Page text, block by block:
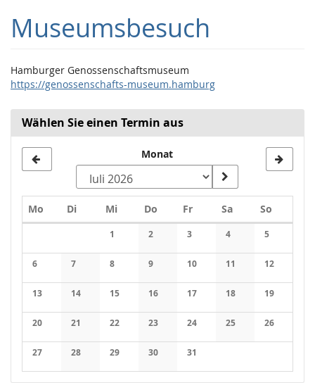
Haupt-
Inhalt
Museumsbesuch
Hamburger Genossenschaftsmuseum
https://genossenschafts-museum.hamburg
Wählen Sie einen Termin aus
Monat
Mo Montag
DiDienstag
MiMittwoch
Do Donnerstag
FrFreitagSaSamstag
So
1
Keine Veranstaltungen
2
Keine Veranstaltungen
3
Keine Veranstaltungen
4
Keine
5
Keine
6
Keine Veranstaltungen
7
Keine Veranstaltungen
8
Keine Veranstaltungen
9
Keine Veranstaltungen
10
Keine Veranstaltungen
11
Keine
12
Keine
13
Keine Veranstaltungen
14
Keine Veranstaltungen
15
Keine Veranstaltungen
16
Keine Veranstaltungen
17
Keine Veranstaltungen
18
Keine
19
Keine
20
Keine Veranstaltungen
21
Keine Veranstaltungen
22
Keine Veranstaltungen
23
Keine Veranstaltungen
24
Keine Veranstaltungen
25
Keine
26
Keine
27
Keine Veranstaltungen
28
Keine Veranstaltungen
29
Keine Veranstaltungen
30
Keine Veranstaltungen
31
Keine Veranstaltungen